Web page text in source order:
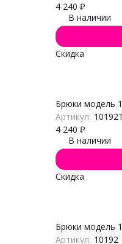
4 240 ₽
В наличии
Скидка
Брюки модель
Артикул:
4 240 ₽
В наличии
Скидка
Брюки модель
Артикул: 10192